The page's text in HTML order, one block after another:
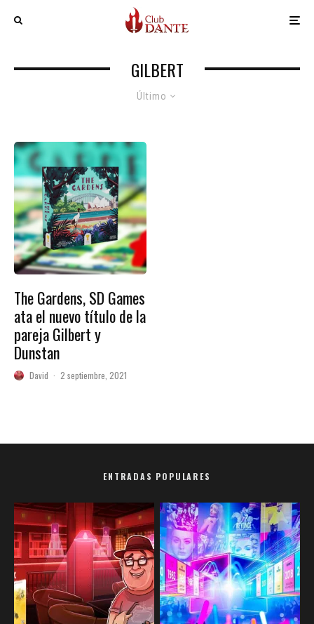
GILBERT
Último
The Gardens, SD Games
ata el nuevo título de la
pareja Gilbert y
Dunstan
David · 2 septiembre, 2021
ENTRADAS POPULARES